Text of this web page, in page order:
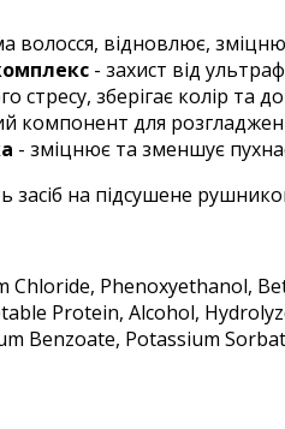
волосся, відновлює,
- захист від
зберігає колір та
компонент для
- зміцнює та зменшує
засіб на підсушене
Phenoxyethanol,
Protein, Alcohol,
Benzoate, Potassium